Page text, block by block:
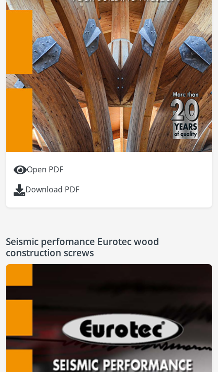
Open PDF
Download PDF
Seismic perfomance Eurotec wood
construction screws